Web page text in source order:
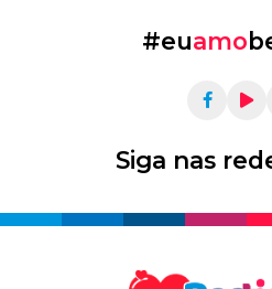
#euamo
Siga nas